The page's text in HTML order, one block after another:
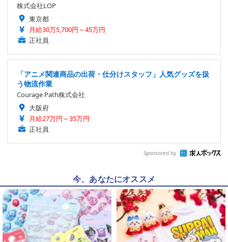
株式会社LOP
東京都
月給30万5,700円～45万円
正社員
「アニメ関連商品の出荷・仕分けスタッフ」人気グッズを扱
う物流作業
Courage Path株式会社
大阪府
月給27万円～35万円
正社員
Sponsored by
今、あなたにオススメ